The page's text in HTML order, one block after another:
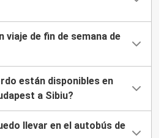
viaje de fin de semana de
están disponibles en
a Sibiu?
llevar en el autobús de